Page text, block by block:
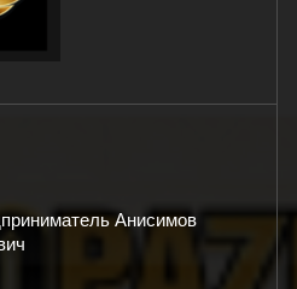
Анисимов